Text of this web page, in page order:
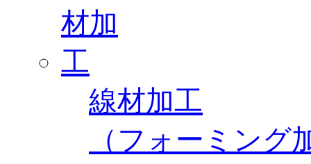
線材加工
（フォーミング